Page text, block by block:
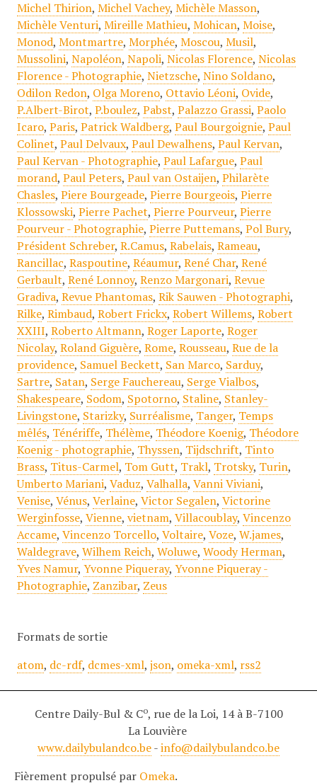
Michel Thirion, Michel Vachey, Michèle Masson,
Michèle Venturi, Mireille Mathieu, Mohican, Moise,
Monod, Montmartre, Morphée, Moscou, Musil,
Mussolini, Napoléon, Napoli, Nicolas Florence, Nicolas
Florence - Photographie, Nietzsche, Nino Soldano,
Odilon Redon, Olga Moreno, Ottavio Léoni, Ovide,
P.Albert-Birot, P.boulez, Pabst, Palazzo Grassi, Paolo
Icaro, Paris, Patrick Waldberg, Paul Bourgoignie, Paul
Colinet, Paul Delvaux, Paul Dewalhens, Paul Kervan,
Paul Kervan - Photographie, Paul Lafargue, Paul
morand, Paul Peters, Paul van Ostaijen, Philarète
Chasles, Piere Bourgeade, Pierre Bourgeois, Pierre
Klossowski, Pierre Pachet, Pierre Pourveur, Pierre
Pourveur - Photographie, Pierre Puttemans, Pol Bury,
Président Schreber, R.Camus, Rabelais, Rameau,
Rancillac, Raspoutine, Réaumur, René Char, René
Gerbault, René Lonnoy, Renzo Margonari, Revue
Gradiva, Revue Phantomas, Rik Sauwen - Photographi,
Rilke, Rimbaud, Robert Frickx, Robert Willems, Robert
XXIII, Roberto Altmann, Roger Laporte, Roger
Nicolay, Roland Giguère, Rome, Rousseau, Rue de la
providence, Samuel Beckett, San Marco, Sarduy,
Sartre, Satan, Serge Fauchereau, Serge Vialbos,
Shakespeare, Sodom, Spotorno, Staline, Stanley-
Livingstone, Starizky, Surréalisme, Tanger, Temps
mêlés, Ténériffe, Thélème, Théodore Koenig, Théodore
Koenig - photographie, Thyssen, Tijdschrift, Tinto
Brass, Titus-Carmel, Tom Gutt, Trakl, Trotsky, Turin,
Umberto Mariani, Vaduz, Valhalla, Vanni Viviani,
Venise, Vénus, Verlaine, Victor Segalen, Victorine
Werginfosse, Vienne, vietnam, Villacoublay, Vincenzo
Accame, Vincenzo Torcello, Voltaire, Voze, W.james,
Waldegrave, Wilhem Reich, Woluwe, Woody Herman,
Yves Namur, Yvonne Piqueray, Yvonne Piqueray -
Photographie, Zanzibar, Zeus
Formats de sortie
atom, dc-rdf, dcmes-xml, json, omeka-xml, rss2
Centre Daily-Bul & Co, rue de la Loi, 14 à B-7100
La Louvière
www.dailybulandco.be-info@dailybulandco.be
Fièrement propulsé par Omeka.